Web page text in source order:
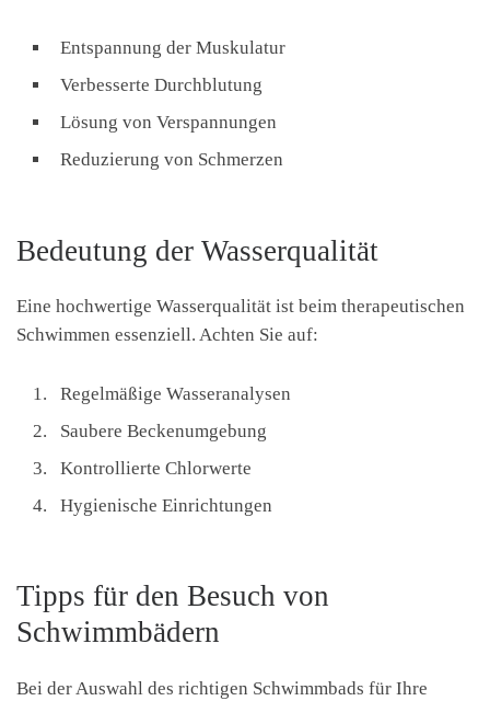
Entspannung der Muskulatur
Verbesserte Durchblutung
Lösung von Verspannungen
Reduzierung von Schmerzen
Bedeutung der Wasserqualität
Eine hochwertige Wasserqualität ist beim therapeutischen
Schwimmen essenziell. Achten Sie auf:
Regelmäßige Wasseranalysen
Saubere Beckenumgebung
Kontrollierte Chlorwerte
Hygienische Einrichtungen
Tipps für den Besuch von
Schwimmbädern
Bei der Auswahl des richtigen Schwimmbads für Ihre